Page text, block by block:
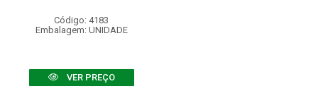
Código: 4183
Embalagem: UNIDADE
VER PREÇO